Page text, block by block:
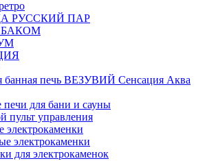
РУССКИЙ ПАР
БАКОМ
банная печь ВЕЗУВИЙ Сенсация Аква
печи для бани и сауны
пульт управления
электрокаменки
электрокаменки
для электрокаменок